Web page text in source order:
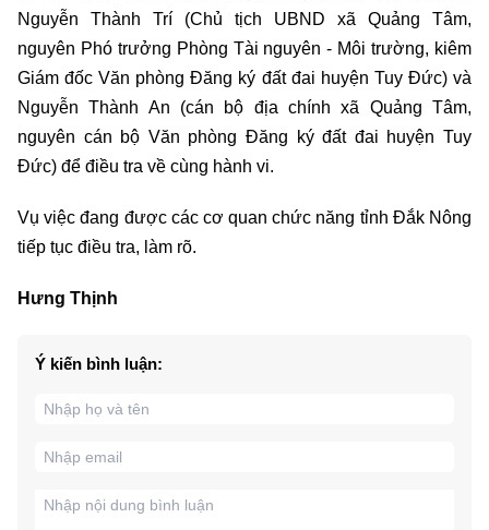
Nguyễn Thành Trí (Chủ tịch UBND xã Quảng Tâm,
nguyên Phó trưởng Phòng Tài nguyên - Môi trường, kiêm
Giám đốc Văn phòng Đăng ký đất đai huyện Tuy Đức) và
Nguyễn Thành An (cán bộ địa chính xã Quảng Tâm,
nguyên cán bộ Văn phòng Đăng ký đất đai huyện Tuy
Đức) để điều tra về cùng hành vi.
Vụ việc đang được các cơ quan chức năng tỉnh Đắk Nông
tiếp tục điều tra, làm rõ.
Hưng Thịnh
Ý kiến bình luận: